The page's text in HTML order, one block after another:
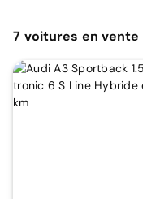
7 voitures en vente